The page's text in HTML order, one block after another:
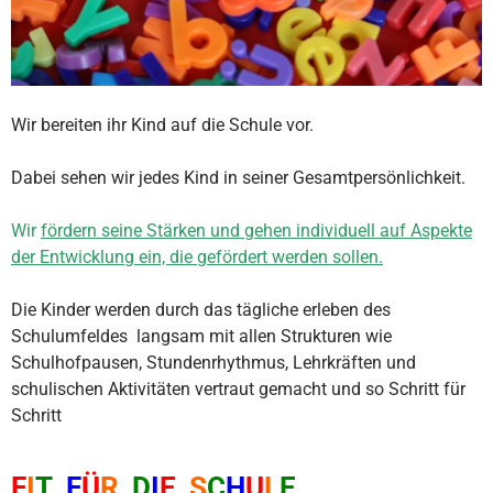
Wir bereiten ihr Kind auf die Schule vor.
Dabei sehen wir jedes Kind in seiner Gesamtpersönlichkeit.
Wirfördern seine Stärken und gehen individuell auf Aspekte
der Entwicklung ein, die gefördert werden sollen.
Die Kinder werden durch das tägliche erleben des
Schulumfeldes langsam mit allen Strukturen wie
Schulhofpausen, Stundenrhythmus, Lehrkräften und
schulischen Aktivitäten vertraut gemacht und so Schritt für
Schritt